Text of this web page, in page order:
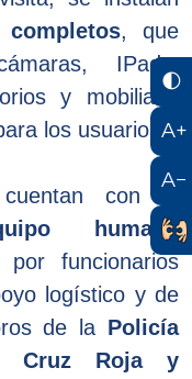
🌓
A+
A−
, que
IPads,
y mobiliario
los usuarios.
con el
humano
funcionarios
logístico y de
de la Policía
Cruz Roja y